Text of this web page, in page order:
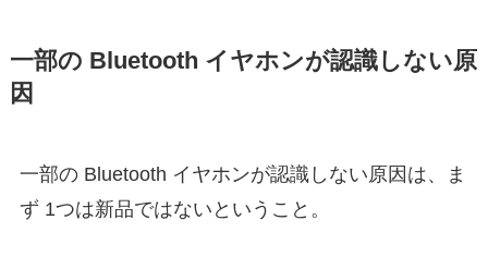
一部の Bluetooth イヤホンが認識しない原
因
一部の Bluetooth イヤホンが認識しない原因は、ま
ず 1つは新品ではないということ。